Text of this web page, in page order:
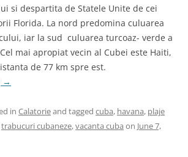
si despartita de Statele Unite de cei
Florida. La nord predomina culuarea
iar la sud culuarea turcoaz- verde a
mai apropiat vecin al Cubei este Haiti,
de 77 km spre est.
→
in Calatorieand tagged cuba, havana, plaje
trabucuri cubaneze,vacanta cuba on June 7,